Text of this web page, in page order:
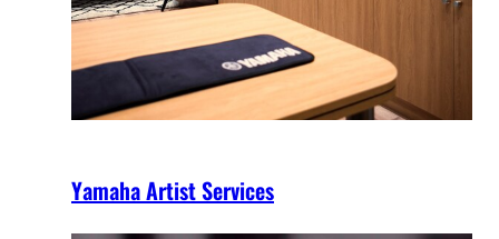
Yamaha Artist Services